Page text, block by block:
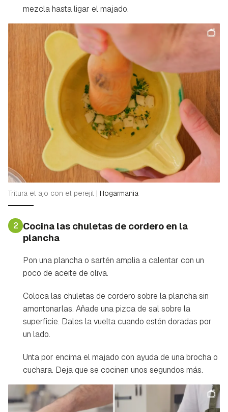
mezcla hasta ligar el majado.
Tritura el ajo con el perejil | Hogarmania
2 Cocina las chuletas de cordero en la
plancha
Pon una plancha o sartén amplia a calentar con un
poco de aceite de oliva.
Coloca las chuletas de cordero sobre la plancha sin
amontonarlas. Añade una pizca de sal sobre la
superficie. Dales la vuelta cuando estén doradas por
un lado.
Unta por encima el majado con ayuda de una brocha o
cuchara. Deja que se cocinen unos segundos más.